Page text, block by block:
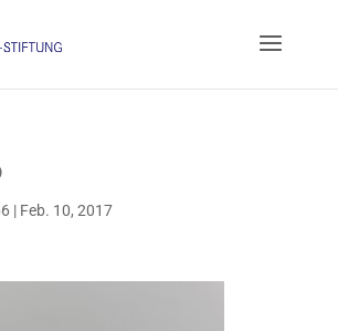
| Feb. 10, 2017